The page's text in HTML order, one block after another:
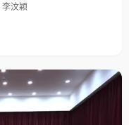
汶颖